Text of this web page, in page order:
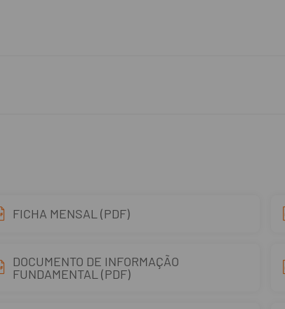
FICHA MENSAL (PDF)
DOCUMENTO DE INFORMAÇÃO
FUNDAMENTAL (PDF)